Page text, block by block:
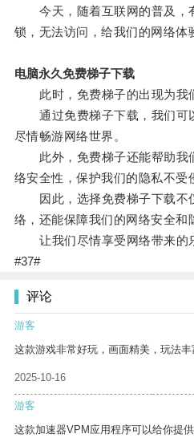
今天，随着互联网的普及，
锁，无法访问，给我们的网络体
电脑永久免费梯子下载
此时，免费梯子的出现为我
通过免费梯子下载，我们可
尽情畅游网络世界。
此外，免费梯子还能帮助我
络安全性，保护我们的隐私不受
因此，选择免费梯子下载不
络，还能保障我们的网络安全和
让我们尽情享受网络带来的
#37#
评论
游客
这款游戏非常好玩，画面精美，玩法丰
2025-10-16
游客
这款加速器VPM应用程序可以给你提